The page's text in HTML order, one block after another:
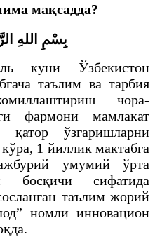
мақсадда?
بِسْمِ اللهِ
куни Ўзбекистон
таълим ва тарбия
чора-
фармони мамлакат
ўзгаришларни
1 йиллик мактабга
умумий ўрта
босқичи сифатида
таълим жорий
номли инновацион